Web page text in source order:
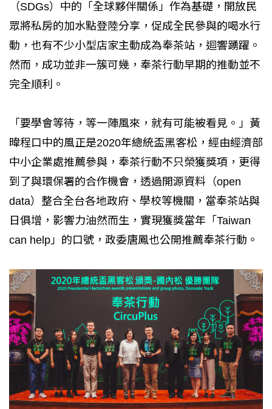
（SDGs）中的「全球夥伴關係」作為基礎，開放民
眾將私房的加水點登陸分享，促成全民參與的喝水行
動，也有不少小型店家主動成為奉茶站，迴響踴躍。
然而，成功並非一簇可幾，奉茶行動早期的推動並不
完全順利。
「要學會等待，等一陣風來，就有可能被看見。」黃
暐程口中的風正是2020年總統盃黑客松，經由經濟部
中小企業處推薦參與，奉茶行動不只榮獲獎項，更得
到了與環保署的合作機會，透過開源資料（open
data）整合全台各地政府、學校等機關，當奉茶站與
日俱增，影響力油然而生，實現獲獎當年「Taiwan
can help」的口號，政委唐鳳也公開推薦奉茶行動。